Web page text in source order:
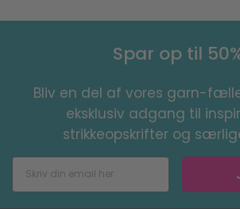
Spar op til
Bliv en del af vores garn-
eksklusiv adgang til
strikkeopskrifter og